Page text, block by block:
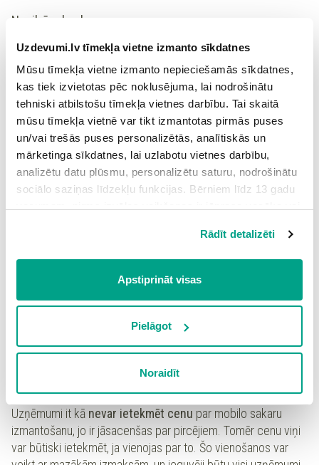
Uzdevumi.lv tīmekļa vietne izmanto sīkdatnes
Mūsu tīmekļa vietne izmanto nepieciešamās sīkdatnes,
kas tiek izvietotas pēc noklusējuma, lai nodrošinātu
tehniski atbilstošu tīmekļa vietnes darbību. Tai skaitā
mūsu tīmekļa vietnē var tikt izmantotas pirmās puses
un/vai trešās puses personalizētās, analītiskās un
mārketinga sīkdatnes, lai uzlabotu vietnes darbību,
analizētu datu plūsmu, personalizētu saturu, nodrošinātu
sociālo saziņas līdzekļu funkcijas. Bērniem līdz 13 gadu
Spiežot uz pogas “Apstiprināt visas”, Jūs piekrītat visām
sīkdatnēm, kas atrodas šajā tīmekļa vietnē, ieskaitot
trešo pušu mārketinga sīkdatnes. Spiežot uz pogas
vietnē, izņemot “Nepieciešamās” sīkdatnes, kuru
izmantošanai nav nepieciešams iegūt lietotāja piekrišanu.
Spiežot uz pogas “Apstiprināt izvēlētās”, Jūs varat mainīt
sīkdatņu politikuun ir iespēja atsaukt savu
piekrišanu sadaļā “Sīkdatņu iestatījumi”.
Rādīt detalizēti
Apstiprināt visas
Pielāgot
Noraidīt
Nepilnīga konkurence
konkurences veidi:monopolistiskā konkurence,
unmonopols.
Monopolistiskā konkurence
Monopolistiskai konkurences struktūrai raksturīgs tas, ka
daudzi uzņēmumi ražovienveidīguvainedaudz diferencētu
preci, piemēram, kleitas. Visas šīs kleitas ir vienādas, bet
uzņēmumi cenšas tās diferencēt.
Atsevišķsuzņēmums būtiski nevar ietekmēt cenu, bet to
, kurā noteicošā ir
monopolistiskā konkurence.
ārpuscenas faktorus– reklāmu.
Oligopols un oligopsons
līdzīgu vai diferencētu preci
sakaru operatori – TELE2, LMT, Bite.
Uzņēmumi it kā nevar ietekmēt cenu par mobilo sakaru
izmantošanu, jo ir jāsacenšas par pircējiem. Tomēr cenu viņi
var būtiski ietekmēt, ja vienojas par to. Šo vienošanos var